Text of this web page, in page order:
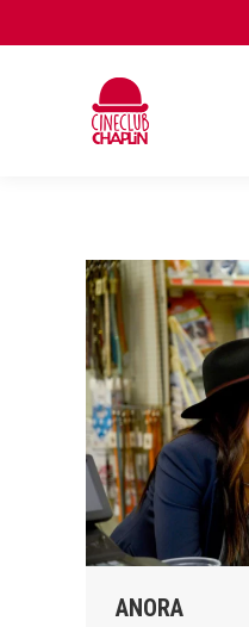
ANORA